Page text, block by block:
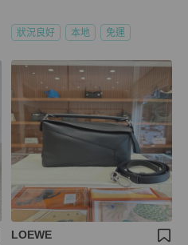
狀況良好 本地 免運
LOEWE